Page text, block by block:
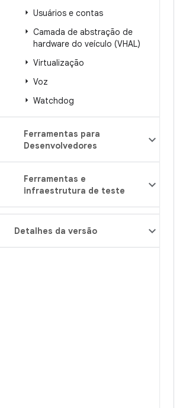
Usuários e contas
Camada de abstração de
hardware do veículo (VHAL)
Virtualização
Voz
Watchdog
Ferramentas para
Desenvolvedores
Ferramentas e
infraestrutura de teste
Detalhes da versão